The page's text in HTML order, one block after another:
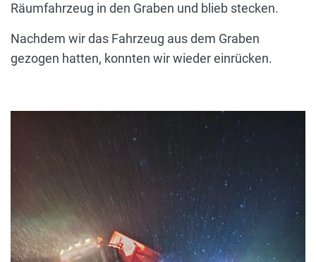
Räumfahrzeug in den Graben und blieb stecken.
Nachdem wir das Fahrzeug aus dem Graben
gezogen hatten, konnten wir wieder einrücken.